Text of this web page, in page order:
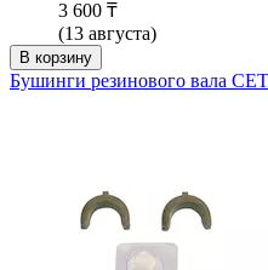
3 600 ₸
(13 августа)
В корзину
Бушинги резинового вала